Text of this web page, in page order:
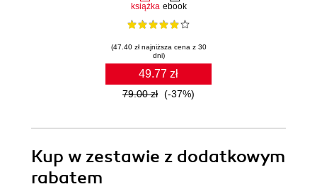
książka ebook
(47.40 zł najniższa cena z 30
dni)
49.77 zł
79.00 zł (-37%)
Kup w zestawie z dodatkowym
rabatem